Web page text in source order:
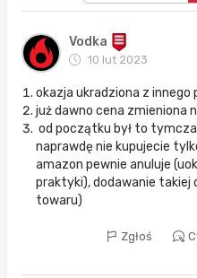
Vodka
10 lut 2023
okazja ukradziona z innego
już dawno cena zmieniona
od początku był to
naprawdę nie kupujecie
amazon pewnie anuluje
praktyki), dodawanie takiej
towaru)
Zgłoś